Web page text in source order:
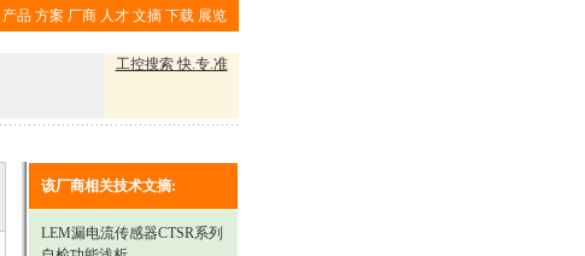
产品 方案 厂商 人才 文摘 下载 展览
工控搜索 快.专.准
该厂商相关技术文摘:
LEM漏电流传感器CTSR系列